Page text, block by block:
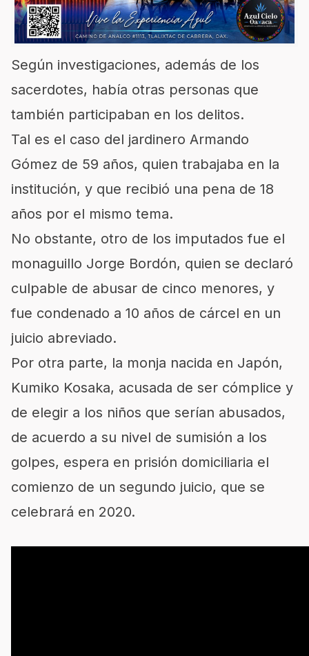
Según investigaciones, además de los
sacerdotes, había otras personas que
también participaban en los delitos.
Tal es el caso del jardinero Armando
Gómez de 59 años, quien trabajaba en la
institución, y que recibió una pena de 18
años por el mismo tema.
No obstante, otro de los imputados fue el
monaguillo Jorge Bordón, quien se declaró
culpable de abusar de cinco menores, y
fue condenado a 10 años de cárcel en un
juicio abreviado.
Por otra parte, la monja nacida en Japón,
Kumiko Kosaka, acusada de ser cómplice y
de elegir a los niños que serían abusados,
de acuerdo a su nivel de sumisión a los
golpes, espera en prisión domiciliaria el
comienzo de un segundo juicio, que se
celebrará en 2020.